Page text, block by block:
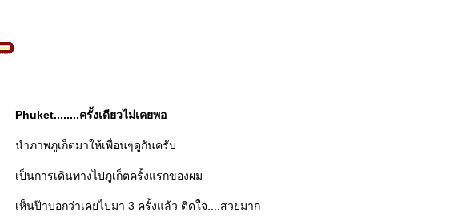
Phuket........ครั้งเดียวไม่เคยพอ
นำภาพภูเก็ตมาให้เพื่อนๆดูกันครับ
เป็นการเดินทางไปภูเก็ตครั้งแรกของผม
เห็นป๊าบอกว่าเคยไปมา 3 ครั้งแล้ว ติดใจ....สวยมาก